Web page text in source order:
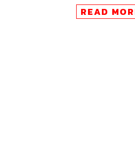
ไปซื้อรถคันใหม่ เพื่อขยายขอบเ
ของ Thai SOS ให้มากขึ้นกว่าเดิ
READ